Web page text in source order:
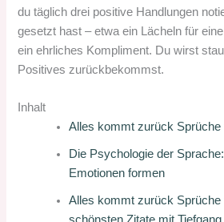
du täglich drei positive Handlungen
gesetzt hast – etwa ein Lächeln für
ein ehrliches Kompliment. Du wirst
Positives zurückbekommst.
Inhalt
Alles kommt zurück Sprüche
Die Psychologie der
Emotionen formen
Alles kommt zurück